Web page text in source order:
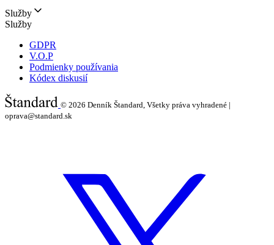
Služby
Služby
GDPR
V.O.P
Podmienky používania
Kódex diskusií
© 2026 Denník Štandard, Všetky práva vyhradené |
oprava@standard.sk